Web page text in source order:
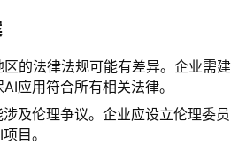
区的法律法规可能有差异。企业需建
应用符合所有相关法律。
涉及伦理争议。企业应设立伦理委员
目。